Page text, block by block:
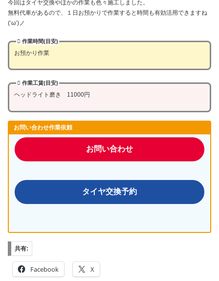
今回はタイヤ交換やほかの作業も色々施工しました。
無料代車があるので、１日お預かりで作業すると時間も有効活用できますね
(‘ω’)ノ
作業時間(目安)
お預かり作業
作業工賃(目安)
ヘッドライト磨き 11000円
お問い合わせ作業依頼
お問い合わせ
タイヤ交換予約
共有:
Facebook X